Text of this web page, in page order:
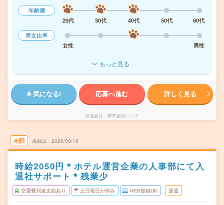
年齢層
20代
30代 40代 50代
60代
男女比率
女性
男性
もっと見る
気になる! 応募へ進む 詳しく見る
派遣会社 株式会社パソナ
未読 掲載日 2026/08/10
時給2050円＊ホテル運営企業の人事部にて入
退社サポート＊残業少
交通費別途支給あり 土日祝日が休み WEB登録OK 派遣